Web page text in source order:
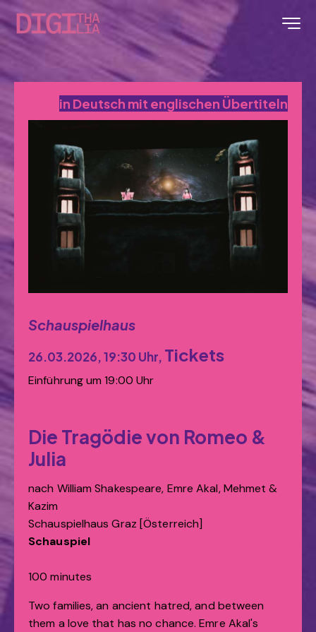
in Deutsch mit englischen Übertiteln
Schauspielhaus
26.03.2026, 19:30 Uhr, Tickets
Einführung um 19:00 Uhr
Die Tragödie von Romeo &
Julia
nach William Shakespeare, Emre Akal, Mehmet &
Kazim
Schauspielhaus Graz [Österreich]
Schauspiel
100 minutes
Two families, an ancient hatred, and between
them a love that has no chance. Emre Akal's